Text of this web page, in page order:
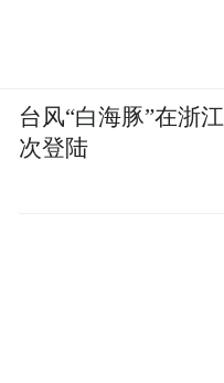
台风“白海豚”在浙
次登陆